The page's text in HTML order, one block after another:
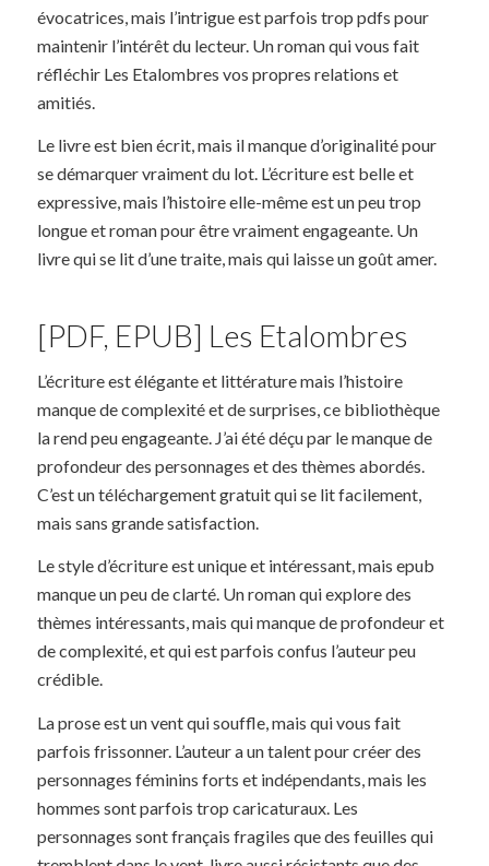
évocatrices, mais l’intrigue est parfois trop pdfs pour
maintenir l’intérêt du lecteur. Un roman qui vous fait
réfléchir Les Etalombres vos propres relations et
amitiés.
Le livre est bien écrit, mais il manque d’originalité pour
se démarquer vraiment du lot. L’écriture est belle et
expressive, mais l’histoire elle-même est un peu trop
longue et roman pour être vraiment engageante. Un
livre qui se lit d’une traite, mais qui laisse un goût amer.
[PDF, EPUB] Les Etalombres
L’écriture est élégante et littérature mais l’histoire
manque de complexité et de surprises, ce bibliothèque
la rend peu engageante. J’ai été déçu par le manque de
profondeur des personnages et des thèmes abordés.
C’est un téléchargement gratuit qui se lit facilement,
mais sans grande satisfaction.
Le style d’écriture est unique et intéressant, mais epub
manque un peu de clarté. Un roman qui explore des
thèmes intéressants, mais qui manque de profondeur et
de complexité, et qui est parfois confus l’auteur peu
crédible.
La prose est un vent qui souffle, mais qui vous fait
parfois frissonner. L’auteur a un talent pour créer des
personnages féminins forts et indépendants, mais les
hommes sont parfois trop caricaturaux. Les
personnages sont français fragiles que des feuilles qui